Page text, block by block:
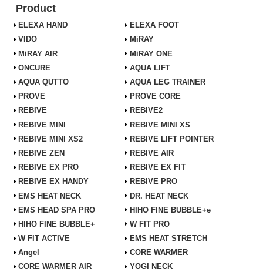
Product
ELEXA HAND
ELEXA FOOT
VIDO
MiRAY
MiRAY AIR
MiRAY ONE
ONCURE
AQUA LIFT
AQUA QUTTO
AQUA LEG TRAINER
PROVE
PROVE CORE
REBIVE
REBIVE2
REBIVE MINI
REBIVE MINI XS
REBIVE MINI XS2
REBIVE LIFT POINTER
REBIVE ZEN
REBIVE AIR
REBIVE EX PRO
REBIVE EX FIT
REBIVE EX HANDY
REBIVE PRO
EMS HEAT NECK
DR. HEAT NECK
EMS HEAD SPA PRO
HIHO FINE BUBBLE+e
HIHO FINE BUBBLE+
W FIT PRO
W FIT ACTIVE
EMS HEAT STRETCH
Angel
CORE WARMER
CORE WARMER AIR
YOGI NECK